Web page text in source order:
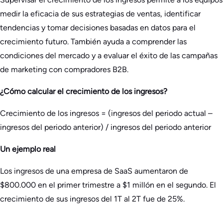
medir la eficacia de sus estrategias de ventas, identificar
tendencias y tomar decisiones basadas en datos para el
crecimiento futuro. También ayuda a comprender las
condiciones del mercado y a evaluar el éxito de las campañas
de marketing con compradores B2B.
¿Cómo calcular el crecimiento de los ingresos?
Crecimiento de los ingresos = (ingresos del periodo actual –
ingresos del periodo anterior) / ingresos del periodo anterior
Un ejemplo real
Los ingresos de una empresa de SaaS aumentaron de
$800.000 en el primer trimestre a $1 millón en el segundo. El
crecimiento de sus ingresos del 1T al 2T fue de 25%.